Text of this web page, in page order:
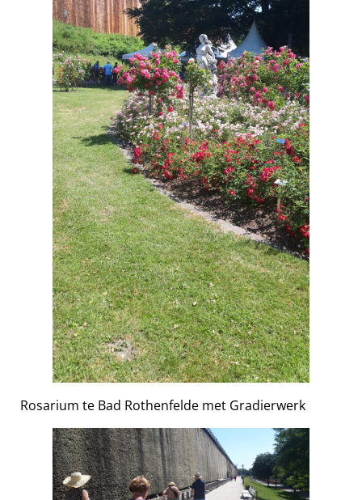
Rosarium te Bad Rothenfelde met Gradierwerk